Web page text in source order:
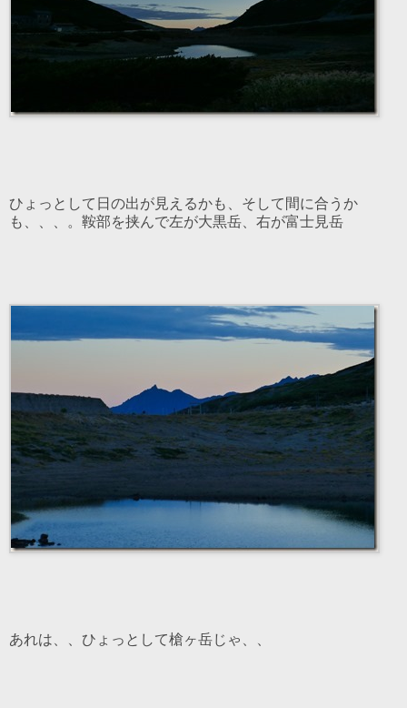
ひょっとして日の出が見えるかも、そして間に合うか
も、、、。鞍部を挟んで左が大黒岳、右が富士見岳
あれは、、ひょっとして槍ヶ岳じゃ、、